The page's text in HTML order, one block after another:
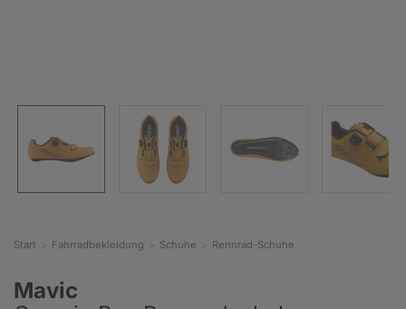
Start Fahrradbekleidung Schuhe Rennrad-Schuhe
Mavic